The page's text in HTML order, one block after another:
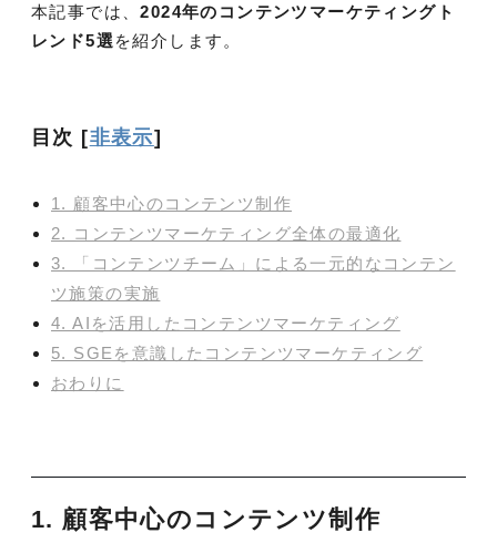
本記事では、2024年のコンテンツマーケティングト
レンド5選 を紹介します。
目次 [非表示]
1. 顧客中心のコンテンツ制作
2. コンテンツマーケティング全体の最適化
3. 「コンテンツチーム」による一元的なコンテン
ツ施策の実施
4. AIを活用したコンテンツマーケティング
5. SGEを意識したコンテンツマーケティング
おわりに
1. 顧客中心のコンテンツ制作